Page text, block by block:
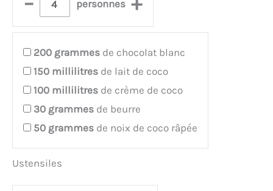
personnes
200 grammes de chocolat blanc
150 millilitres de lait de coco
100 millilitres de crème de coco
30 grammes de beurre
50 grammes de noix de coco râpée
Ustensiles